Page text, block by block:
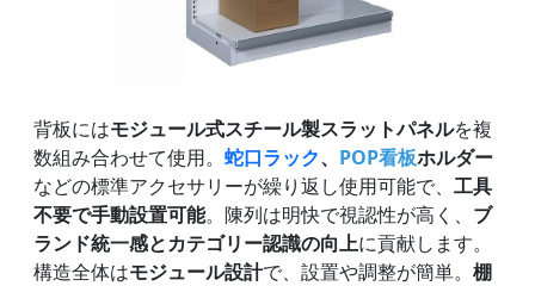
背板にはモジュール式スチール製スラットパネルを複
数組み合わせて使用。 蛇口ラック、 POP看板ホルダー
などの標準アクセサリーが繰り返し使用可能で、 工具
不要で手動設置可能。陳列は明快で視認性が高く、 ブ
ランド統一感とカテゴリー認識の向上に貢献します。
構造全体はモジュール設計で、設置や調整が簡単。 棚